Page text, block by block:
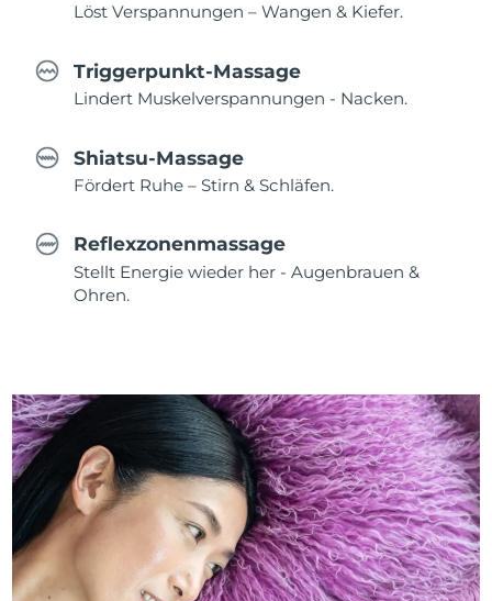
Löst Verspannungen – Wangen & Kiefer.
Triggerpunkt-Massage
Lindert Muskelverspannungen - Nacken.
Shiatsu-Massage
Fördert Ruhe – Stirn & Schläfen.
Reflexzonenmassage
Stellt Energie wieder her - Augenbrauen &
Ohren.